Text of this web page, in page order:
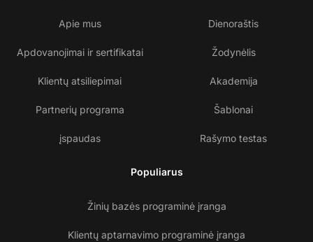
Apie mus
Apdovanojimai ir sertifikatai
Klientų atsiliepimai
Partnerių programa
įspaudas
Dienoraštis
Žodynėlis
Akademija
Šablonai
Rašymo testas
Populiarus
Žinių bazės programinė įranga
Klientų aptarnavimo programinė įranga